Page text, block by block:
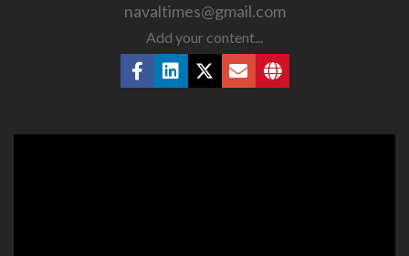
navaltimes@gmail.com
Add your content...